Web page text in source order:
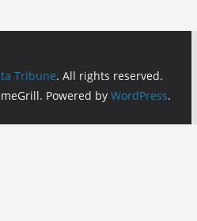
Tribune. All rights reserved.
Powered by WordPress.